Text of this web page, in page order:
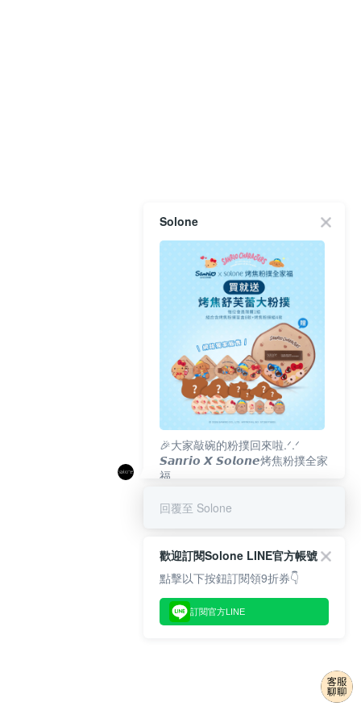
Solone
🎉大家敲碗的粉撲回來啦.ᐟ‪‪.ᐟ
𝙎𝙖𝙣𝙧𝙞𝙤 𝙓 𝙎𝙤𝙡𝙤𝙣𝙚烤焦粉撲全家
福
回覆至 Solone
歡迎訂閱Solone LINE官方帳號
點擊以下按鈕訂閱領9折券👇
訂閱官方LINE